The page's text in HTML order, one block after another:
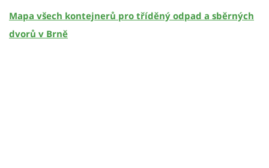
Mapa všech kontejnerů pro tříděný odpad a sběrných
dvorů v Brně